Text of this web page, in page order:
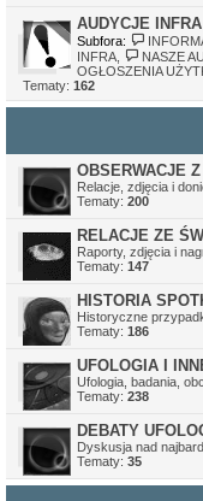
AUDYCJE
Subfora:
INFRA
NASZE
OGŁOSZENIA
Tematy: 162
OBSERWACJE
Relacje, zdjęcia i
Tematy: 200
RELACJE ZE
Raporty, zdjęcia i
Tematy: 147
HISTORIA
Historyczne
Tematy: 186
UFOLOGIA I
Ufologia, badania,
Tematy: 238
DEBATY
Dyskusja nad
Tematy: 35